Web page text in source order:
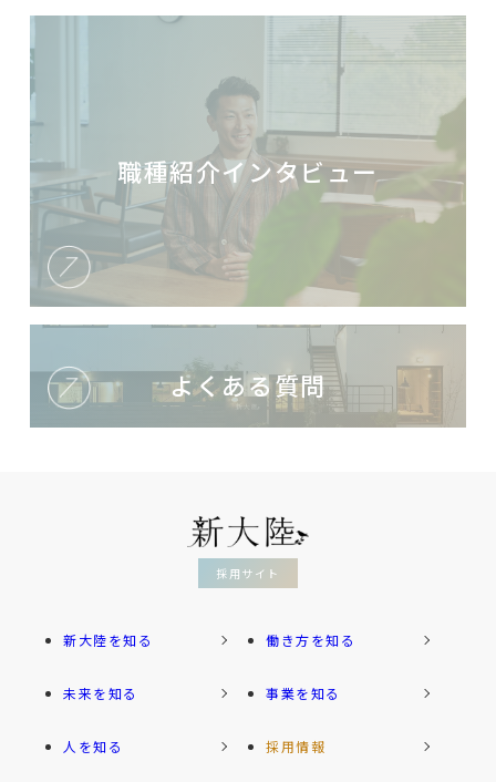
職種紹介インタビュー
よくある質問
採用サイト
新大陸を知る 働き方を知る
未来を知る 事業を知る
人を知る 採用情報